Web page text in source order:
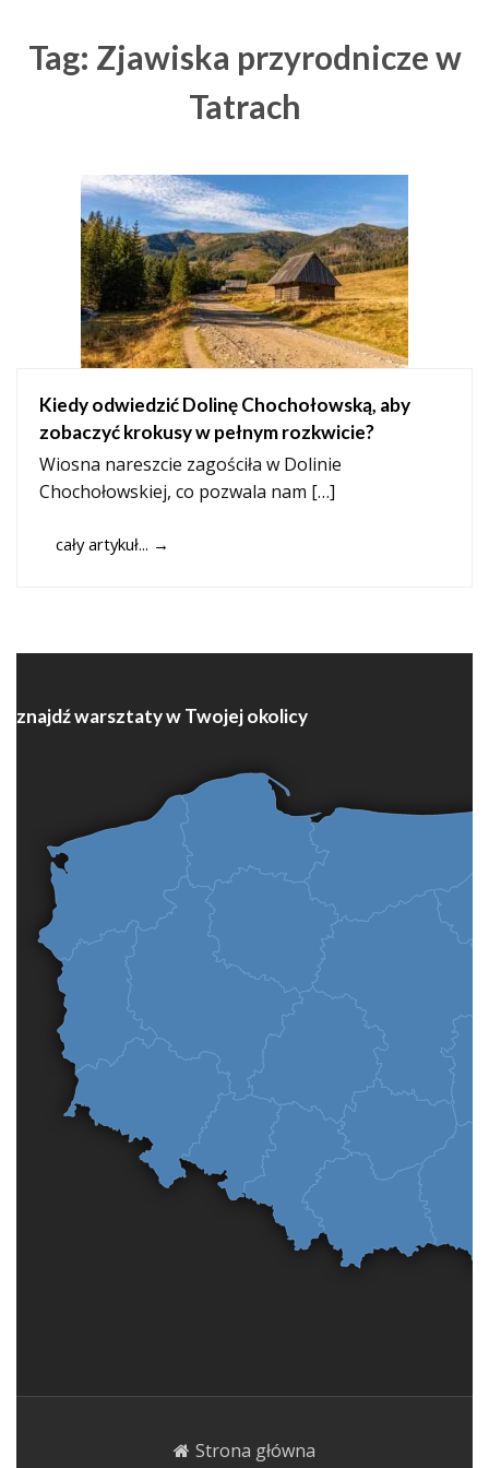
Tag: Zjawiska przyrodnicze w
Tatrach
Kiedy odwiedzić Dolinę Chochołowską, aby
zobaczyć krokusy w pełnym rozkwicie?
Wiosna nareszcie zagościła w Dolinie
Chochołowskiej, co pozwala nam […]
cały artykuł... →
znajdź warsztaty w Twojej okolicy
Strona główna